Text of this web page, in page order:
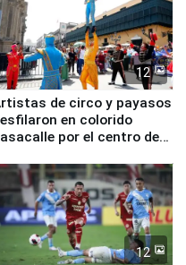
12
de circo y payasos
en colorido
por el centro de
12